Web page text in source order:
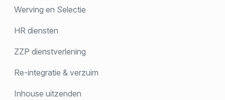
Werving en Selectie
HR diensten
ZZP dienstverlening
Re-integratie & verzuim
Inhouse uitzenden